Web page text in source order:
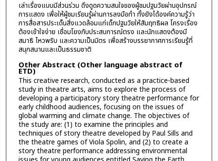
เล่าเรื่องแบบมีส่วนร่วม ดึงดูดความสนใจของผู้ชมปฐมวัยผ่านอุปกรณ์
การแสดง เพื่อให้ผู้ชมเรียนรู้ผ่านการลงมือทำ ทั้งยังได้องค์ความรู้ว่า
การสื่อสารประเด็นสิ่งแวดล้อมแก่เด็กปฐมวัยให้สัมฤทธิผล โครงเรื่อง
ต้องเข้าใจง่าย เชื่อมโยงกับประสบการณ์ตรง และนักแสดงต้องมี
สมาธิ ไหวพริบ และความเป็นมิตร เพื่อสร้างบรรยากาศการเรียนรู้ที่
สนุกสนานและเป็นธรรมชาติ
Other Abstract (Other language abstract of
ETD)
This creative research, conducted as a practice-based
study in theatre arts, aims to explore the process of
developing a participatory story theatre performance for
early childhood audiences, focusing on the issues of
global warming and climate change. The objectives of
the study are: (1) to examine the principles and
techniques of story theatre developed by Paul Sills and
the theatre games of Viola Spolin, and (2) to create a
story theatre performance addressing environmental